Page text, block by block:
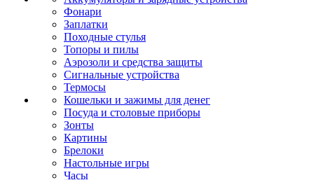
Фонари
Заплатки
Походные стулья
Топоры и пилы
Аэрозоли и средства защиты
Сигнальные устройства
Термосы
Кошельки и зажимы для денег
Посуда и столовые приборы
Зонты
Картины
Брелоки
Настольные игры
Часы